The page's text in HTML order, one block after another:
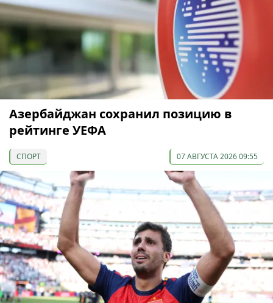
Азербайджан сохранил позицию в
рейтинге УЕФА
СПОРТ 07 АВГУСТА 2026 09:55